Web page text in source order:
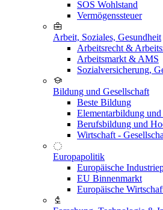
SOS Wohlstand
Vermögenssteuer
Arbeit, Soziales, Gesundheit
Arbeitsrecht &
Arbeitsmarkt & AMS
Sozialversicherung,
Bildung und Gesellschaft
Beste Bildung
Elementarbildung und
Berufsbildung und
Wirtschaft -
Europapolitik
Europäische
EU Binnenmarkt
Europäische